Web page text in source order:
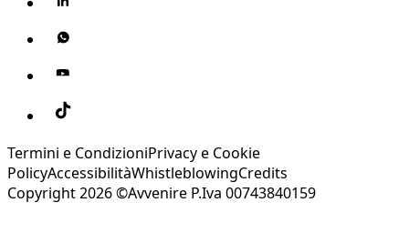
Termini e CondizioniPrivacy e Cookie
PolicyAccessibilitàWhistleblowingCredits
Copyright 2026 ©Avvenire P.Iva 00743840159